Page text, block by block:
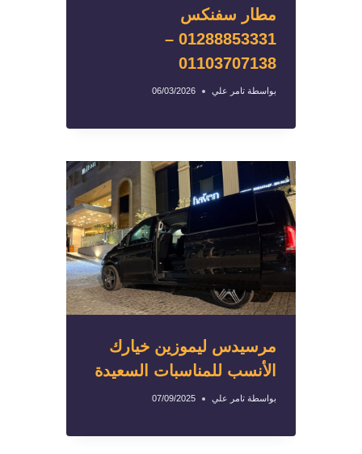
مطار سفنكس
01288853331 –
01103707138
بواسطة تامر علي 06/03/2026
مرسيدس ليموزين خيارك
الأنسب للمناسبات السعيدة
بواسطة تامر علي 07/09/2025